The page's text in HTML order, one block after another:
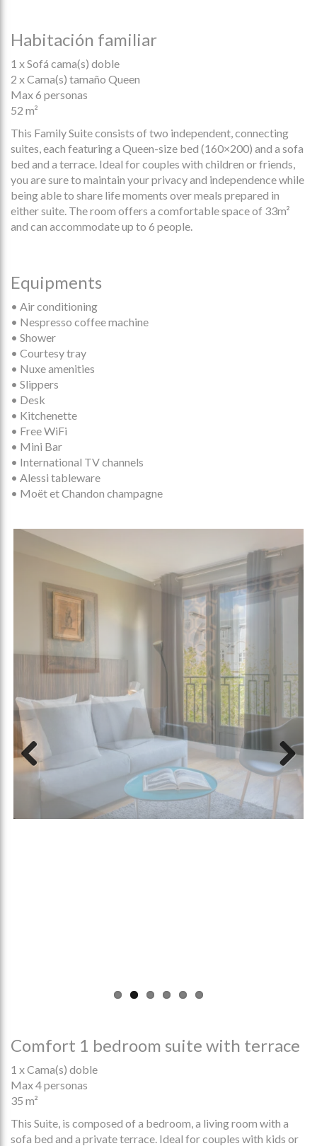
Habitación familiar
1 x Sofá cama(s) doble
2 x Cama(s) tamaño Queen
Max 6 personas
52 m²
This Family Suite consists of two independent, connecting
suites, each featuring a Queen-size bed (160×200) and a sofa
bed and a terrace. Ideal for couples with children or friends,
you are sure to maintain your privacy and independence while
being able to share life moments over meals prepared in
either suite. The room offers a comfortable space of 33m²
and can accommodate up to 6 people.
Equipments
• Air conditioning
• Nespresso coffee machine
• Shower
• Courtesy tray
• Nuxe amenities
• Slippers
• Desk
• Kitchenette
• Free WiFi
• Mini Bar
• International TV channels
• Alessi tableware
• Moët et Chandon champagne
Previous Next
Comfort 1 bedroom suite with terrace
1 x Cama(s) doble
Max 4 personas
35 m²
This Suite, is composed of a bedroom, a living room with a
sofa bed and a private terrace. Ideal for couples with kids or